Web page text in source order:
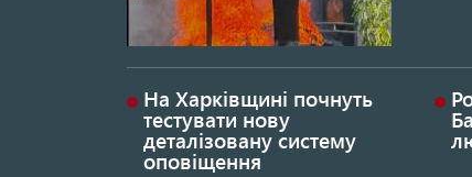
На Харківщині почнуть
тестувати нову
деталізовану систему
оповіщення